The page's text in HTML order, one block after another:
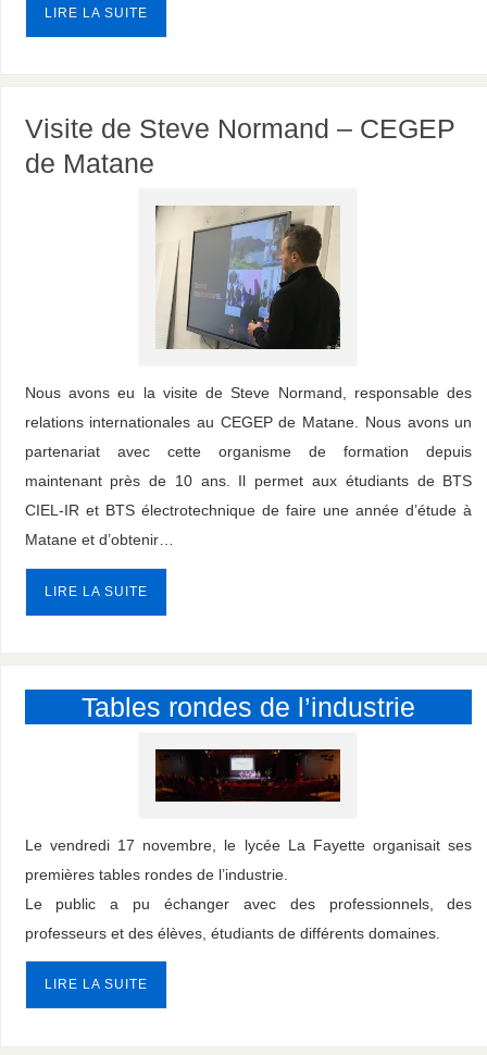
LIRE LA SUITE
Visite de Steve Normand – CEGEP
de Matane
Nous avons eu la visite de Steve Normand, responsable des
relations internationales au CEGEP de Matane. Nous avons un
partenariat avec cette organisme de formation depuis
maintenant près de 10 ans. Il permet aux étudiants de BTS
CIEL-IR et BTS électrotechnique de faire une année d’étude à
Matane et d’obtenir…
LIRE LA SUITE
Tables rondes de l’industrie
Le vendredi 17 novembre, le lycée La Fayette organisait ses
premières tables rondes de l’industrie.
Le public a pu échanger avec des professionnels, des
professeurs et des élèves, étudiants de différents domaines.
LIRE LA SUITE